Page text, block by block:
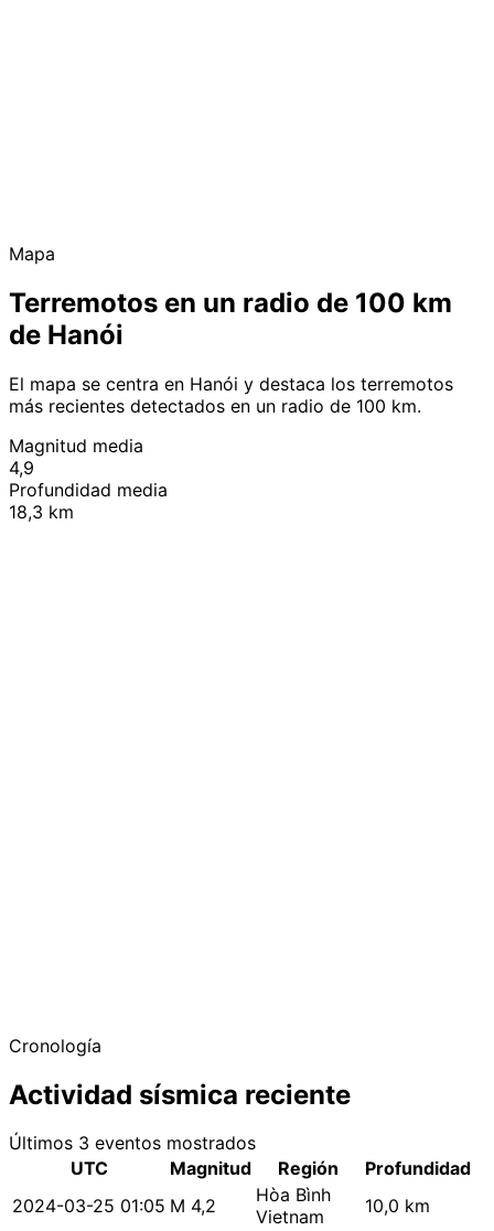
Mapa
Terremotos en un radio de 100 km
de Hanói
El mapa se centra en Hanói y destaca los terremotos
más recientes detectados en un radio de 100 km.
Magnitud media
4,9
Profundidad media
18,3 km
Cronología
Actividad sísmica reciente
Últimos 3 eventos mostrados
UTC
Magnitud Región
Profundidad
2024-03-25 01:05 M 4,2
Hòa Bình
Vietnam
10,0 km